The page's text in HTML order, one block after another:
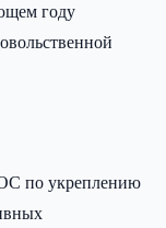
году
по укреплению